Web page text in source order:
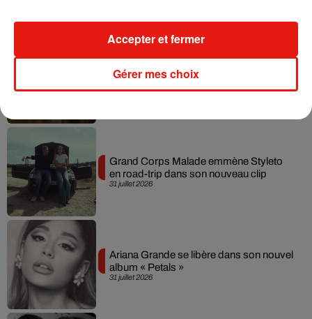
4 août 2026
Ariana Grande prendra une pause après
sa tournée mondiale
31 juillet 2026
Grand Corps Malade emmène Styleto
en road-trip dans son nouveau clip
31 juillet 2026
Ariana Grande se libère dans son nouvel
album « Petals »
Gérer mes choix
Accepter et fermer